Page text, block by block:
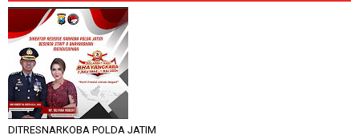
DITRESNARKOBA POLDA JATIM